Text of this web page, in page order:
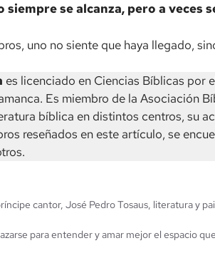
siempre se alcanza, pero a veces
uno no siente que haya llegado,
es licenciado en Ciencias Bíblicas
Es miembro de la Asociación
bíblica en distintos centros, su
reseñados en este artículo, se
cantor,José Pedro Tosaus, literatura y
para entender y amar mejor el espacio